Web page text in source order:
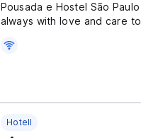
Pousada e Hostel São
always with love and care
suites equipped with 32-inch
Hotell